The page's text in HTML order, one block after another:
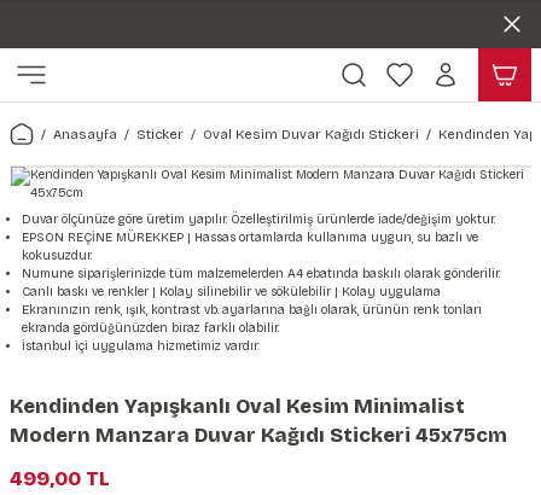
Harita & Şehir Duvar Kağıdı
Türkiye Serisi Duvar Kağıdı
Şehir & Ülke Duvar Kağıdı
Duvar Kağıdı
Çiçek Duvar Kağıdı
Hayvan, Yaprak & Çiçek
Yaprak Desenli Duvar Kağıdı
Hayvan Duvar Kağıdı
Kağıdı
Doğa & Manza Duvar Kağıdı
Manzara Duvar Kağıdı
Orman Duvar Kağıdı
Uzay Duvar Kağıdı
Tasarım & Sanatsal Duvar
Sanat Duvar Kağıdı
Geometrik Duvar Kağıdı
Müzik Duvar Kağıdı
Araba Duvar Kağıdı
Sağlık Duvar Kağıdı
Ahşap, Mermer & Taş
Mermer Desenli Duvar Kağıdı
Taş Desenli Duvar Kağıdı
Ahşap Desenli Duvar Kağıdı
Kağıdı Stickeri
Seti
Anasayfa Sticker Oval Kesim Duvar Kağıdı Stickeri Kendinden
Duvar ölçünüze göre üretim yapılır. Özelleştirilmiş ürünlerde iade/değişim yoktur.
EPSON REÇİNE MÜREKKEP | Hassas ortamlarda kullanıma uygun, su bazlı ve
kokusuzdur.
Numune siparişlerinizde tüm malzemelerden A4 ebatında baskılı olarak gönderilir.
Canlı baskı ve renkler | Kolay silinebilir ve sökülebilir | Kolay uygulama
Ekranınızın renk, ışık, kontrast vb. ayarlarına bağlı olarak, ürünün renk tonları
ekranda gördüğünüzden biraz farklı olabilir.
İstanbul içi uygulama hizmetimiz vardır.
Kendinden Yapışkanlı Oval Kesim Minimalist
Modern Manzara Duvar Kağıdı Stickeri 45x75cm
499,00 TL